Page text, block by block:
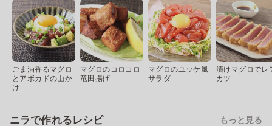
ごま油香るマグロ
とアボカドの山か
け
マグロのコロコロ
竜田揚げ
マグロのユッケ風
サラダ
漬けマグロでレ
カツ
ニラで作れるレシピ もっと見る